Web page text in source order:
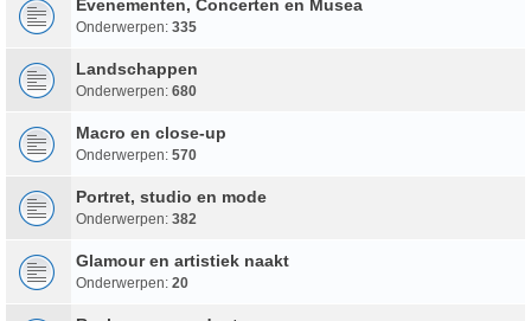
Evenementen, Concerten en Musea
Onderwerpen: 335
Landschappen
Onderwerpen: 680
Macro en close-up
Onderwerpen: 570
Portret, studio en mode
Onderwerpen: 382
Glamour en artistiek naakt
Onderwerpen: 20